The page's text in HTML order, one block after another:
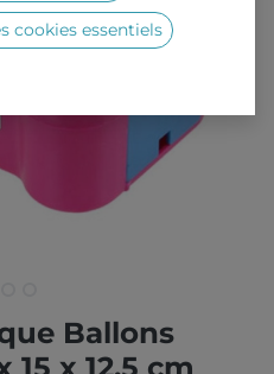
Ballons
cookies essentiels